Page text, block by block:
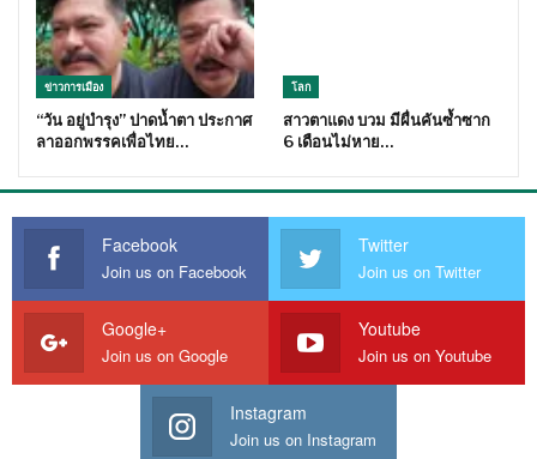
ข่าวการเมือง
“วัน อยู่บำรุง” ปาดน้ำตา ประกาศ
ลาออกพรรคเพื่อไทย…
โลก
สาวตาแดง บวม มีผื่นคันซ้ำซาก
6 เดือนไม่หาย…
Facebook
Join us on Facebook
Twitter
Join us on Twitter
Google+
Join us on Google
Youtube
Join us on Youtube
Instagram
Join us on Instagram